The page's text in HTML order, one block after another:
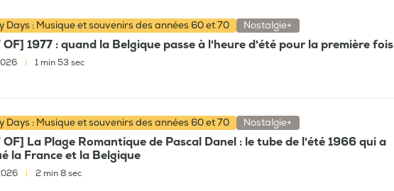
Days : Musique et souvenirs des années 60 et 70 Nostalgie+
OF] 1977 : quand la Belgique passe à l'heure d'été pour la première fois
1 min 53 sec
Days : Musique et souvenirs des années 60 et 70 Nostalgie+
OF] La Plage Romantique de Pascal Danel : le tube de l'été 1966 qui a
la France et la Belgique
2 min 8 sec